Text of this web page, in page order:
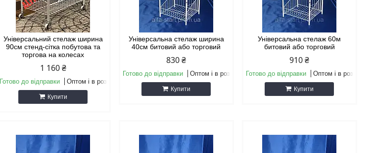
Універсальний стелаж ширина
90см стенд-сітка побутова та
торгова на колесах
1 160 ₴
Готово до відправки Оптом і в роздріб
Купити
Універсальна стелаж ширина
40см битовий або торговий
830 ₴
Готово до відправки Оптом і в роздріб
Купити
Універсальна стелаж 60м
битовий або торговий
910 ₴
Готово до відправки Оптом і в роздріб
Купити